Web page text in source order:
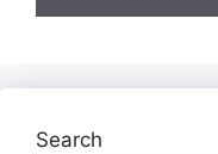
Search